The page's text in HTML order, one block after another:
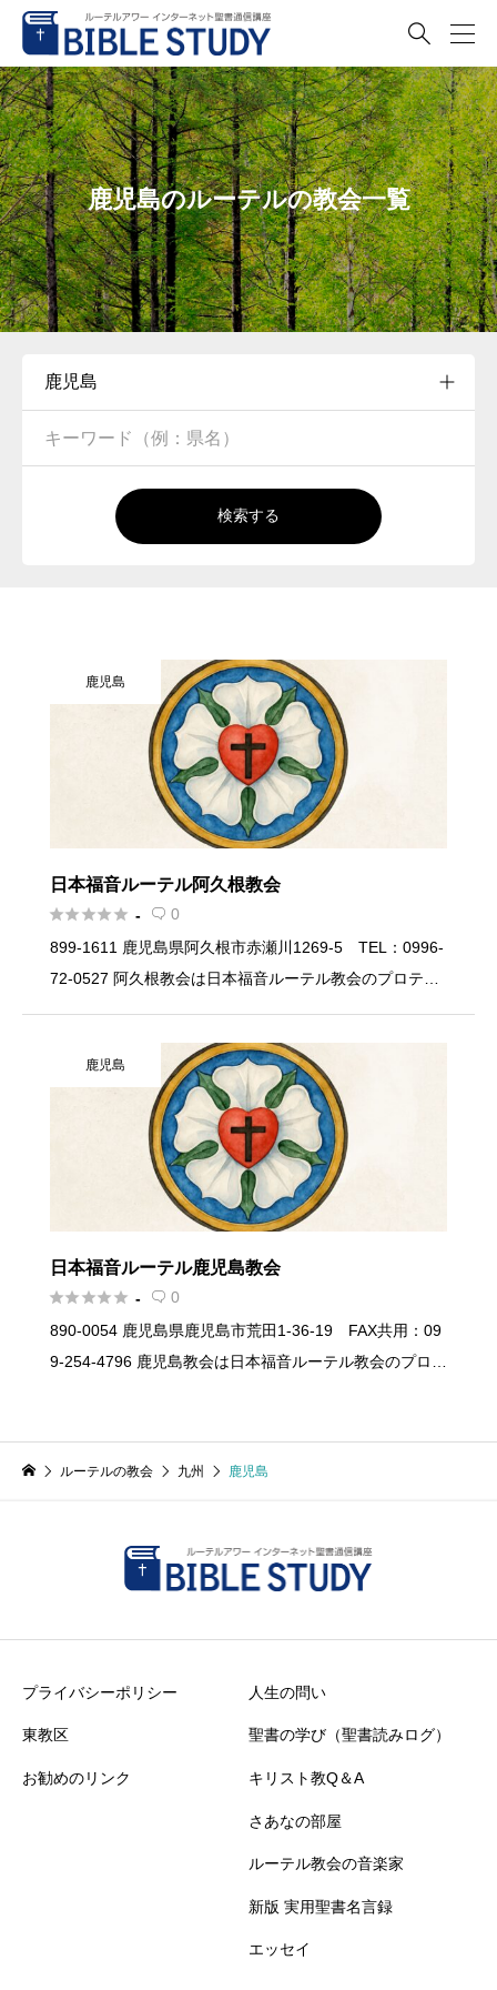

鹿児島のルーテルの教会一覧
検索する
鹿児島
日本福音ルーテル阿久根教会
 -  0
899-1611 鹿児島県阿久根市赤瀬川1269-5 TEL：0996-
72-0527 阿久根教会は日本福音ルーテル教会のプロテス
ルターの宗教改革によりドイツで誕生し […]
鹿児島
日本福音ルーテル鹿児島教会
 -  0
890-0054 鹿児島県鹿児島市荒田1-36-19 FAX共用：09
9-254-4796 鹿児島教会は日本福音ルーテル教会のプロテ
ルーテルの教会 九州 鹿児島
プライバシーポリシー
東教区
お勧めのリンク
人生の問い
聖書の学び（聖書読みログ）
キリスト教Q＆A
さあなの部屋
ルーテル教会の音楽家
新版 実用聖書名言録
エッセイ